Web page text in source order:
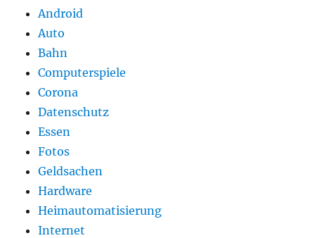
Android
Auto
Bahn
Computerspiele
Corona
Datenschutz
Essen
Fotos
Geldsachen
Hardware
Heimautomatisierung
Internet